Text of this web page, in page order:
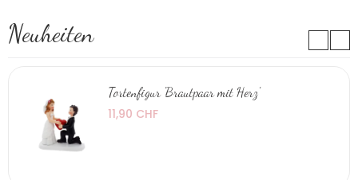
Neuheiten
Tortenfigur 'Brautpaar mit Herz'
11,90 CHF